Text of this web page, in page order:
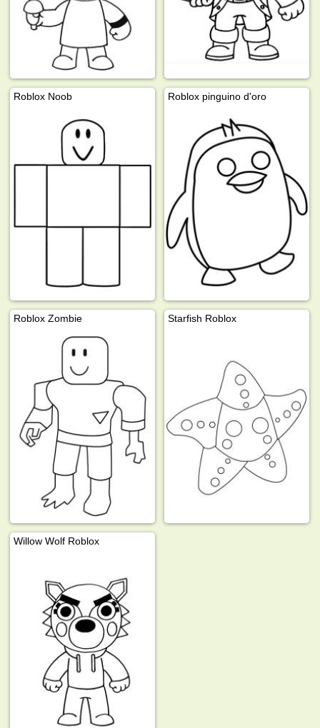
Roblox Noob Roblox pinguino d'oro
Roblox Zombie Starfish Roblox
Willow Wolf Roblox